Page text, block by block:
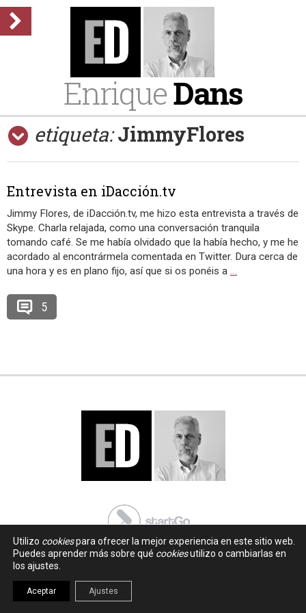
EnriqueDans
etiqueta: JimmyFlores
Entrevista en iDacción.tv
Jimmy Flores, de iDacción.tv, me hizo esta entrevista a través de
Skype. Charla relajada, como una conversación tranquila
tomando café. Se me había olvidado que la había hecho, y me he
acordado al encontrármela comentada en Twitter. Dura cerca de
una hora y es en plano fijo, así que si os ponéis a …
5
Utilizo cookiespara ofrecer la mejor experiencia en este sitio web.
Puedes aprender más sobre qué cookiesutilizo o cambiarlas en
los ajustes.
Aceptar Ajustes